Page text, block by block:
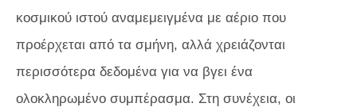
κοσμικού ιστού αναμεμειγμένα με αέριο που
προέρχεται από τα σμήνη, αλλά χρειάζονται
περισσότερα δεδομένα για να βγει ένα
ολοκληρωμένο συμπέρασμα. Στη συνέχεια, οι